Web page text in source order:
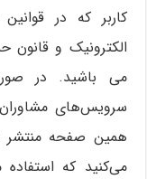
کاربر که در
الکترونیک و قانون
می باشید. در
همین صفحه منتشر